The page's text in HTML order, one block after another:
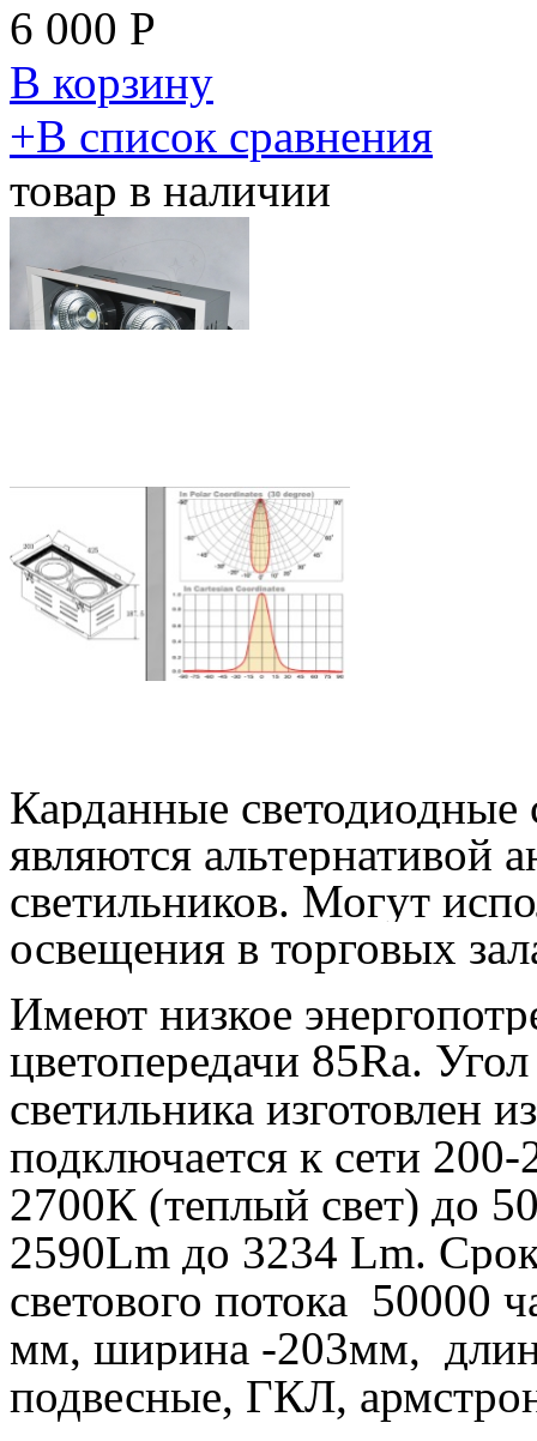
6 000 Р
В корзину
​+В список сравнения
товар в наличии
Карданные
являются альтернативой
светильников. Могут
освещения в торговых
Имеют низкое
цветопередачи 85Ra.
светильника изготовлен
подключается к сети
2700К (теплый свет) до
2590Lm до 3234 Lm.
светового потока 50000
мм, ширина -203мм,
подвесные, ГКЛ,